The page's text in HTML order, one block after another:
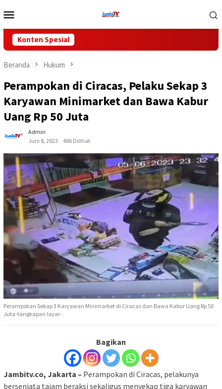
ke
Mobile
Konten Spesial
Beranda Hukum
Perampokan di Ciracas, Pelaku Sekap 3
Karyawan Minimarket dan Bawa Kabur
Uang Rp 50 Juta
Admin
Juni 8, 2023
486 Dilihat
Perampokan Sekap 3 Karyawan Minimarket di Ciracas dan Bawa Kabur Uang Rp 50
Juta-tangkapan layar-
Bagikan
Jambitv.co, Jakarta – Perampokan di Ciracas, pelakunya
bersenjata tajam beraksi sekaligus menyekap tiga karyawan